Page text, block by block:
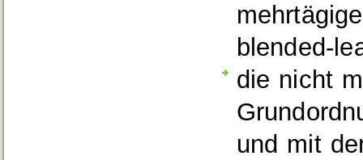
blended-
die nicht
und mit